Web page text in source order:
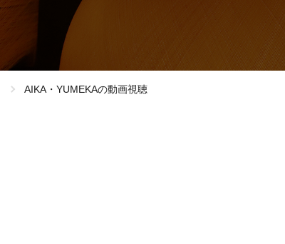
AIKA・YUMEKAの動画視聴